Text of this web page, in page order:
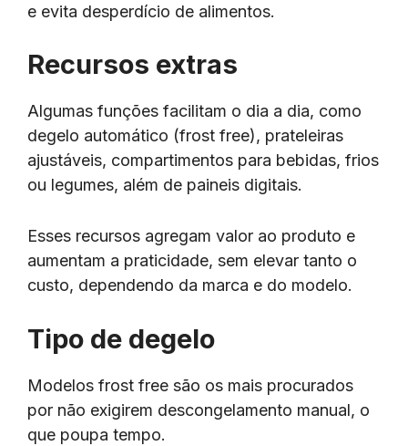
e evita desperdício de alimentos.
Recursos extras
Algumas funções facilitam o dia a dia, como
degelo automático (frost free), prateleiras
ajustáveis, compartimentos para bebidas, frios
ou legumes, além de paineis digitais.
Esses recursos agregam valor ao produto e
aumentam a praticidade, sem elevar tanto o
custo, dependendo da marca e do modelo.
Tipo de degelo
Modelos frost free são os mais procurados
por não exigirem descongelamento manual, o
que poupa tempo.